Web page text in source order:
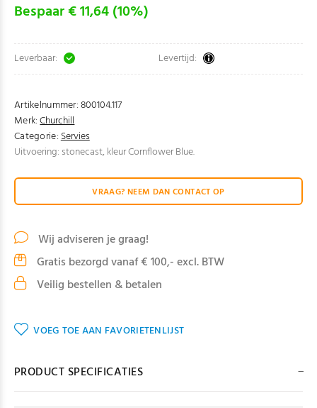
Bespaar € 11,64 (10%)
Leverbaar: Levertijd:
Artikelnummer:800104.117
Merk:Churchill
Categorie:Servies
Uitvoering: stonecast, kleur Cornflower Blue.
VRAAG? NEEM DAN CONTACT OP
Wij adviseren je graag!
Gratis bezorgd vanaf € 100,- excl. BTW
Veilig bestellen & betalen
VOEG TOE AAN FAVORIETENLIJST
PRODUCT SPECIFICATIES